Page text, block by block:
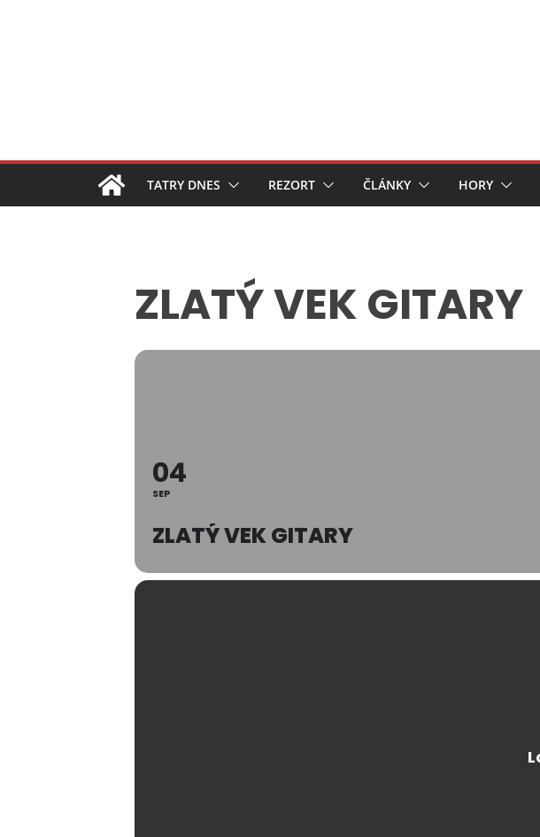
TATRY DNES REZORT ČLÁNKY HORY
ZLATÝ VEK GITARY
04
SEP
ZLATÝ VEK GITARY